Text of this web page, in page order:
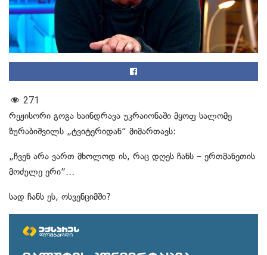
271
რეჟისორი გოგა ხაინდრავა უკრაიონაში მყოფ სალომე
ზურაბიშვილს „ტვიტერიდან“ მიმართავს:
„ჩვენ არა ვართ მხოლოდ ის, რაც დღეს ჩანს – ერთმანეთის
მოძულე ერი”…
სად ჩანს ეს, ოსვენციმში?